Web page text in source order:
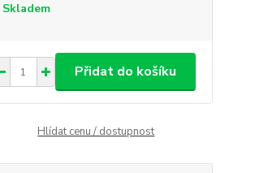
Skladem
Přidat do košíku
Hlídat cenu / dostupnost